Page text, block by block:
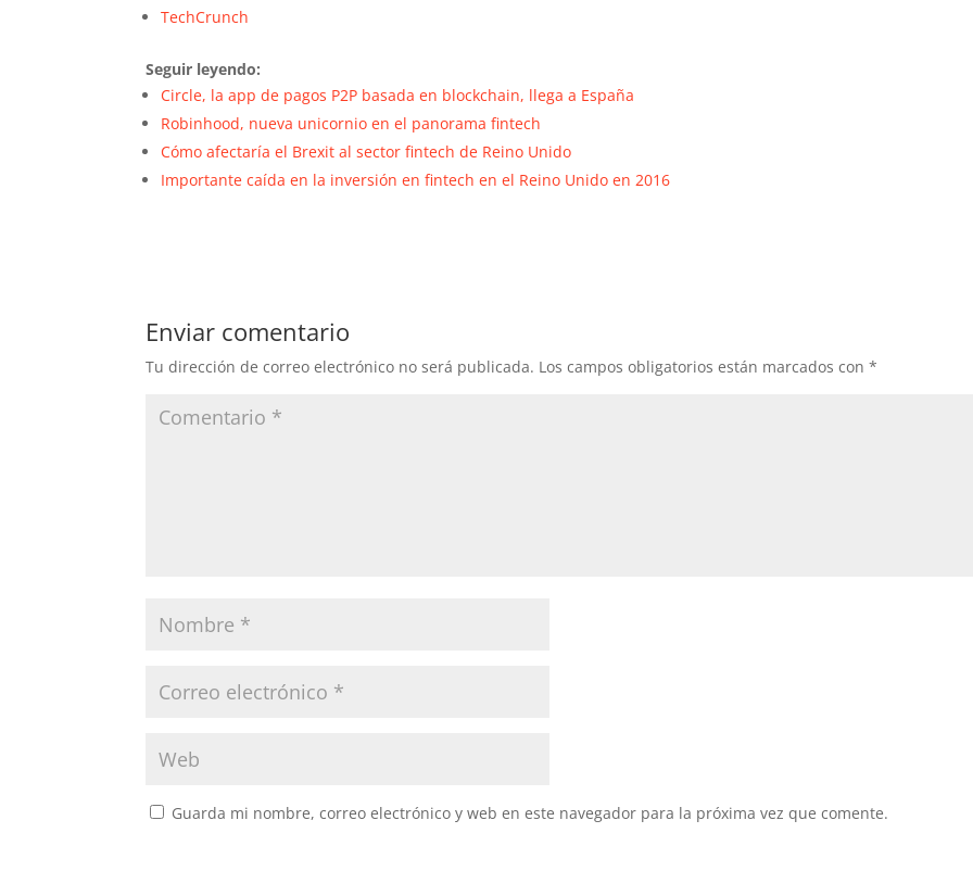
TechCrunch
Seguir leyendo:
Circle, la app de pagos P2P basada en blockchain, llega a España
Robinhood, nueva unicornio en el panorama fintech
Cómo afectaría el Brexit al sector fintech de Reino Unido
Importante caída en la inversión en fintech en el Reino Unido en 2016
Enviar comentario
Tu dirección de correo electrónico no será publicada. Los campos obligatorios están marcados con*
Guarda mi nombre, correo electrónico y web en este navegador para la próxima vez que comente.